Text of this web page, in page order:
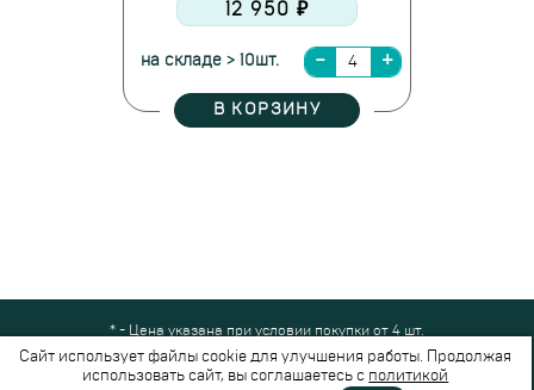
12 950 ₽
на складе > 10шт.
В КОРЗИНУ
* - Цена указана при условии покупки от 4 шт.
Все права защищены © 2024-2026,Шинный Маркет(ООО "Безопасные
шины")
Сайт использует файлы cookie для улучшения работы. Продолжая
использовать сайт, вы соглашаетесь с политикой